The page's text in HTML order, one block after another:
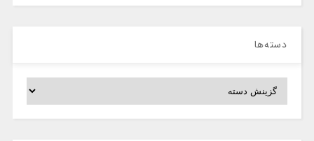
دسته‌ها
دسته‌ها